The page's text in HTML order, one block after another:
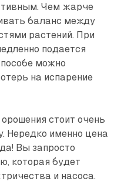
Чем жарче
баланс между
растений. При
подается
можно
на испарение
стоит очень
Нередко именно цена
Вы запросто
которая будет
и насоса.